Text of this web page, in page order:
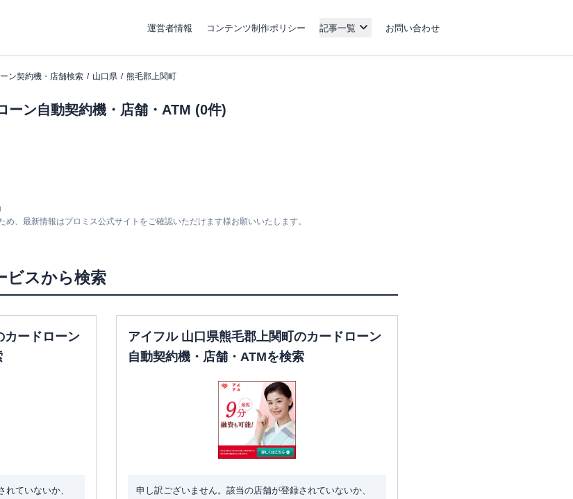
運営者情報 コンテンツ制作ポリシー 記事一覧 お問い合わせ
ン契約機・店舗検索 山口県 熊毛郡上関町
ーン自動契約機・店舗・ATM (0件)
、最新情報はプロミス公式サイトをご確認いただけます様お願いいたします。
ビスから検索
カードローン
ていないか、
アイフル 山口県熊毛郡上関町のカードローン
自動契約機・店舗・ATMを検索
申し訳ございません。該当の店舗が登録されていないか、